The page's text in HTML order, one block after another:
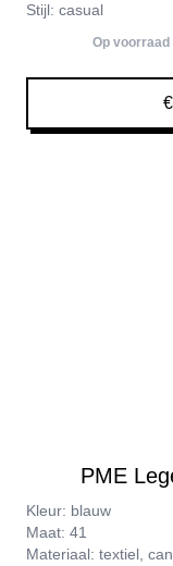
Stijl: casual
Op
PME
Kleur: blauw
Maat: 41
Materiaal: textiel,